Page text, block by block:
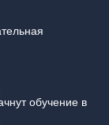
обучение в